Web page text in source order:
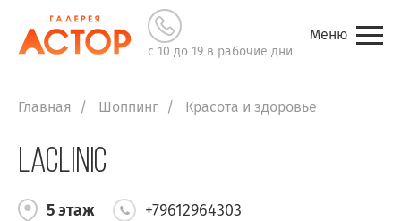
с 10 до 19 в рабочие дни
Меню
Главная Шоппинг Красота и здоровье
LaClinic
5 этаж +79612964303